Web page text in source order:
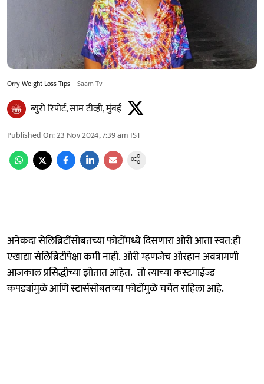
Orry Weight Loss Tips Saam Tv
ब्युरो रिपोर्ट, साम टीव्ही, मुंबई
Published On:23 Nov 2024, 7:39 am IST
अनेकदा सेलिब्रिटींसोबतच्या फोटोंमध्ये दिसणारा ओरी आता स्वत:ही
एखाद्या सेलिब्रिटीपेक्षा कमी नाही. ओरी म्हणजेच ओरहान अवत्रामणी
आजकाल प्रसिद्धीच्या झोतात आहेत. तो त्याच्या कस्टमाईज्ड
कपड्यांमुळे आणि स्टार्ससोबतच्या फोटोंमुळे चर्चेत राहिला आहे.